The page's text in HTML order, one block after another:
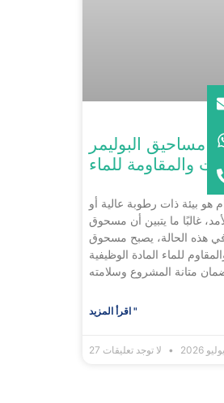
مساحيق البوليمر
والمقاومة للماء
هو بيئة ذات رطوبة عالية أو
غالبًا ما يتبين أن مسحوق
هذه الحالة، يصبح مسحوق
للماء المادة الوظيفية
اقرأ المزيد "
27 يوليو 2026 لا توجد تعليقات